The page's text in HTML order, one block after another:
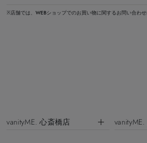
※店舗では、WEBショップでのお買い物に関するお問い合わせ
vanityME. 心斎橋店